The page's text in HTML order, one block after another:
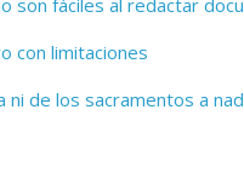
son fáciles al redactar
con limitaciones
de los sacramentos a